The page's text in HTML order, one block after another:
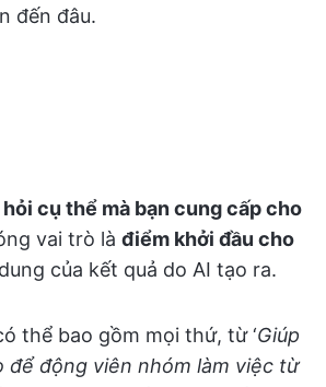
đến đâu.
cụ thể mà bạn cung cấp cho
vai trò là điểm khởi đầu cho
của kết quả do AI tạo ra.
thể bao gồm mọi thứ, từ ‘Giúp
để động viên nhóm làm việc từ